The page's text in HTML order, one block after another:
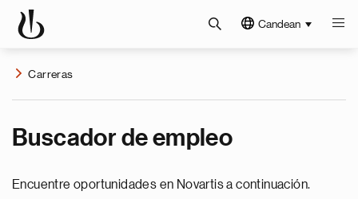
Candean
Carreras
Buscador de empleo
Encuentre oportunidades en Novartis a continuación.